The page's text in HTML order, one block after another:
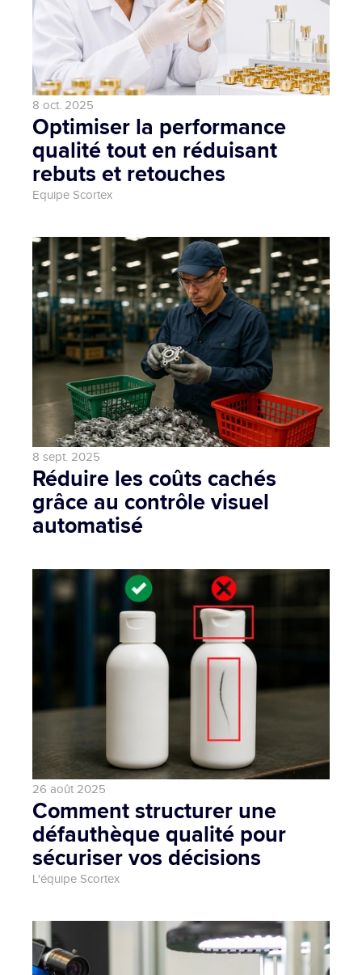
8 oct. 2025
Optimiser la performance
qualité tout en réduisant
rebuts et retouches
Equipe Scortex
8 sept. 2025
Réduire les coûts cachés
grâce au contrôle visuel
automatisé
26 août 2025
Comment structurer une
défauthèque qualité pour
sécuriser vos décisions
L'équipe Scortex